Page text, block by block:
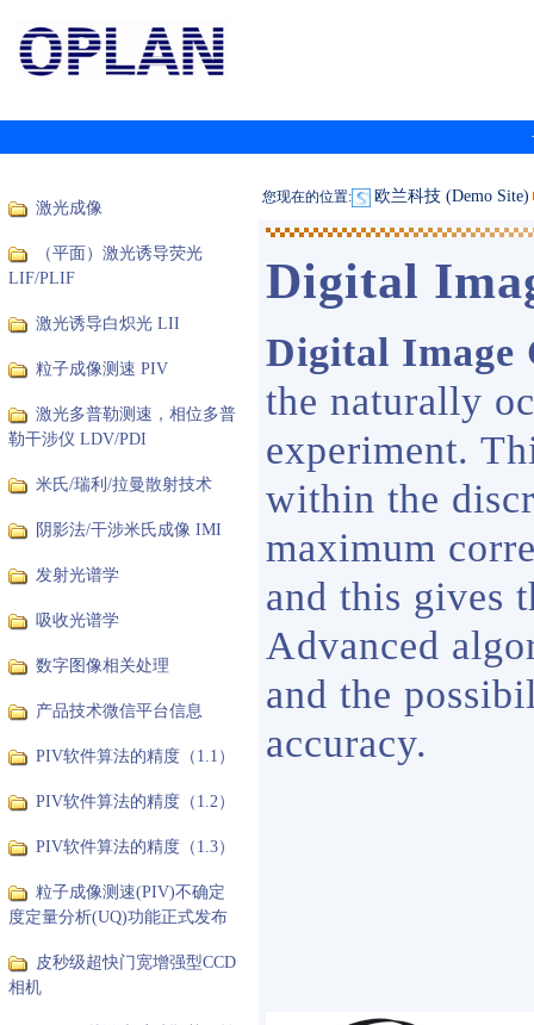
激光成像
（平面）激光诱导荧光
LIF/PLIF
激光诱导白炽光 LII
粒子成像测速 PIV
激光多普勒测速，相位多普
勒干涉仪 LDV/PDI
米氏/瑞利/拉曼散射技术
阴影法/干涉米氏成像 IMI
发射光谱学
吸收光谱学
数字图像相关处理
产品技术微信平台信息
PIV软件算法的精度（1.1）
PIV软件算法的精度（1.2）
PIV软件算法的精度（1.3）
粒子成像测速(PIV)不确定
度定量分析(UQ)功能正式发布
皮秒级超快门宽增强型CCD
相机
您现在的位置: 欧兰科技 (Demo Site)
Digital
Digital Image
the naturally
experiment.
within the
maximum
and this gives
Advanced
and the
accuracy.